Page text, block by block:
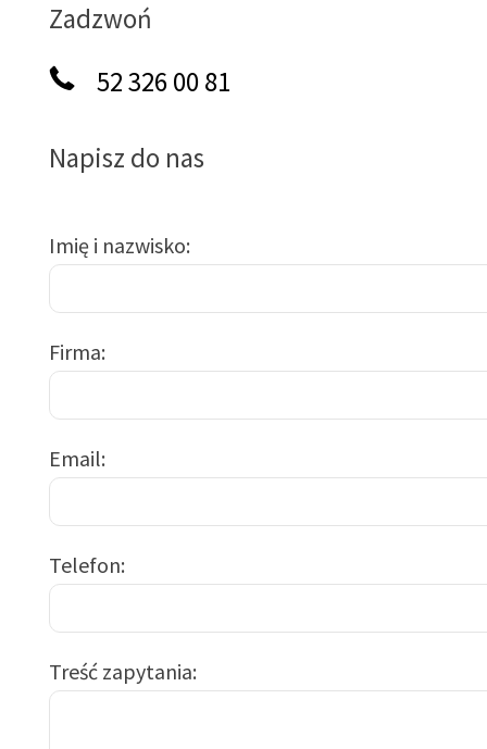
Zadzwoń
52 326 00 81
Napisz do nas
Imię i nazwisko
Firma
Email
Telefon
Treść zapytania